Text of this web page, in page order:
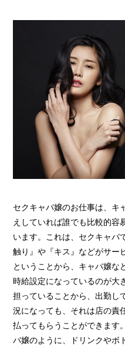
› VIVIDCREW十三本店
› VIVIDCREW梅田堂山
› Madame 2nd virgin 十
› VIVIDCREWマダム梅
› VIVIDCREW Pink
お給料・待遇・環境
› 完全自由出勤制
› 託児所代金全額負担
› お得な特典
› 連絡先交換、同伴ア
› 出戻り大歓迎
› 出稼ぎ特典
› 県外でも送り無料
› お友達紹介キャンペ
セクキャバ嬢のお仕事は、キ
えしていれば誰でも比較的容
います。これは、セクキャバ
触り』や『キス』などがサー
ということから、キャバ嬢な
時給設定になっているのが大
担っていることから、出勤
況になっても、それは店の責
払ってもらうことができます
バ嬢のように、ドリンクやボ